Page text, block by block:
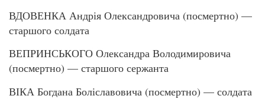
ВДОВЕНКА Андрія Олександровича (посмертно) —
старшого солдата
ВЕПРИНСЬКОГО Олександра Володимировича
(посмертно) — старшого сержанта
ВІКА Богдана Боліславовича (посмертно) — солдата